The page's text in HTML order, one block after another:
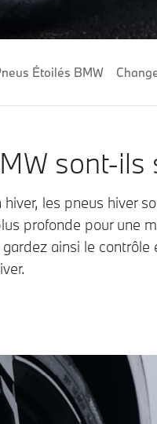
Étoilés BMW
sont-ils
les pneus hiver
profonde pour une
ainsi le